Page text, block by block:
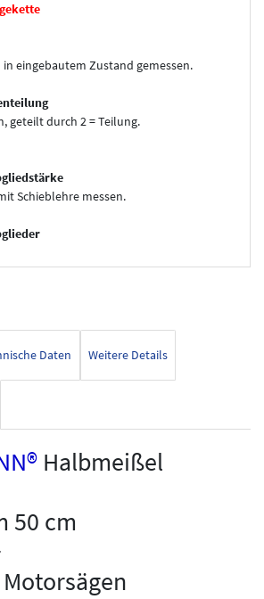
eingebautem Zustand gemessen.
geteilt durch 2 = Teilung.
Schieblehre messen.
Daten Weitere Details
Halbmeißel
50 cm
Motorsägen